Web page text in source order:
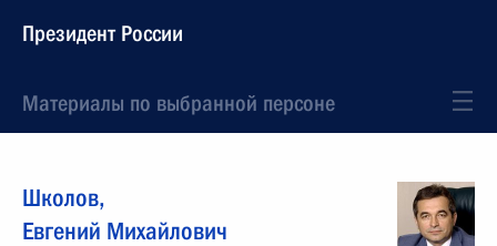
Президент России
Материалы по выбранной персоне
Школов,
Евгений Михайлович